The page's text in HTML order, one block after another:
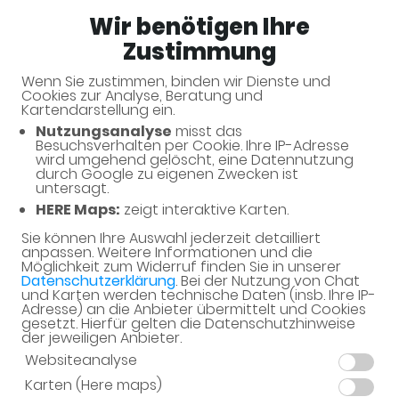
Wir benötigen Ihre
Zustimmung
Wenn Sie zustimmen, binden wir Dienste und
Cookies zur Analyse, Beratung und
Kartendarstellung ein.
Nutzungsanalyse misst das
Besuchsverhalten per Cookie. Ihre IP-Adresse
wird umgehend gelöscht, eine Datennutzung
durch Google zu eigenen Zwecken ist
untersagt.
HERE Maps: zeigt interaktive Karten.
Sie können Ihre Auswahl jederzeit detailliert
anpassen. Weitere Informationen und die
Möglichkeit zum Widerruf finden Sie in unserer
Datenschutzerklärung. Bei der Nutzung von Chat
und Karten werden technische Daten (insb. Ihre IP-
Adresse) an die Anbieter übermittelt und Cookies
gesetzt. Hierfür gelten die Datenschutzhinweise
der jeweiligen Anbieter.
Websiteanalyse
Karten (Here maps)
Apotheke an der Krumbek
Unsere Serviceleistungen
Unsere Apotheke bietet eine Vielzahl von
Serviceleistungen rund um Ihre Gesundheit.
Schwerpunkte
Diabetes-Schwerpunktapotheke
Homöopathische Hausapotheke
Krankenpflegeabteilung